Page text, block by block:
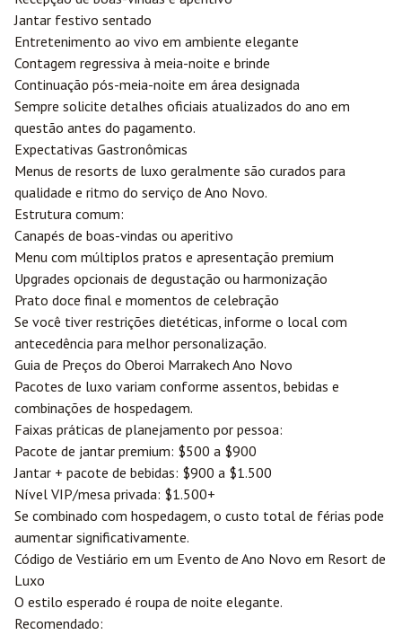
Jantar festivo sentado
Entretenimento ao vivo em ambiente elegante
Contagem regressiva à meia-noite e brinde
Continuação pós-meia-noite em área designada
Sempre solicite detalhes oficiais atualizados do ano em
questão antes do pagamento.
Expectativas Gastronômicas
Menus de resorts de luxo geralmente são curados para
qualidade e ritmo do serviço de Ano Novo.
Estrutura comum:
Canapés de boas-vindas ou aperitivo
Menu com múltiplos pratos e apresentação premium
Upgrades opcionais de degustação ou harmonização
Prato doce final e momentos de celebração
Se você tiver restrições dietéticas, informe o local com
antecedência para melhor personalização.
Guia de Preços do Oberoi Marrakech Ano Novo
Pacotes de luxo variam conforme assentos, bebidas e
combinações de hospedagem.
Faixas práticas de planejamento por pessoa:
Pacote de jantar premium: $500 a $900
Jantar + pacote de bebidas: $900 a $1.500
Nível VIP/mesa privada: $1.500+
Se combinado com hospedagem, o custo total de férias pode
aumentar significativamente.
Código de Vestiário em um Evento de Ano Novo em Resort de
Luxo
O estilo esperado é roupa de noite elegante.
Recomendado: